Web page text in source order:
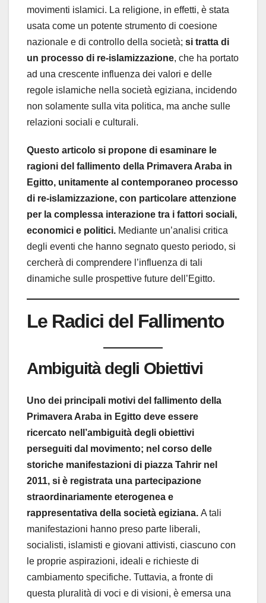
movimenti islamici. La religione, in effetti, è stata
usata come un potente strumento di coesione
nazionale e di controllo della società; si tratta di
un processo di re-islamizzazione, che ha portato
ad una crescente influenza dei valori e delle
regole islamiche nella società egiziana, incidendo
non solamente sulla vita politica, ma anche sulle
relazioni sociali e culturali.
Questo articolo si propone di esaminare le
ragioni del fallimento della Primavera Araba in
Egitto, unitamente al contemporaneo processo
di re-islamizzazione, con particolare attenzione
per la complessa interazione tra i fattori sociali,
economici e politici. Mediante un’analisi critica
degli eventi che hanno segnato questo periodo, si
cercherà di comprendere l’influenza di tali
dinamiche sulle prospettive future dell’Egitto.
Le Radici del Fallimento
Ambiguità degli Obiettivi
Uno dei principali motivi del fallimento della
Primavera Araba in Egitto deve essere
ricercato nell’ambiguità degli obiettivi
perseguiti dal movimento; nel corso delle
storiche manifestazioni di piazza Tahrir nel
2011, si è registrata una partecipazione
straordinariamente eterogenea e
rappresentativa della società egiziana. A tali
manifestazioni hanno preso parte liberali,
socialisti, islamisti e giovani attivisti, ciascuno con
le proprie aspirazioni, ideali e richieste di
cambiamento specifiche. Tuttavia, a fronte di
questa pluralità di voci e di visioni, è emersa una